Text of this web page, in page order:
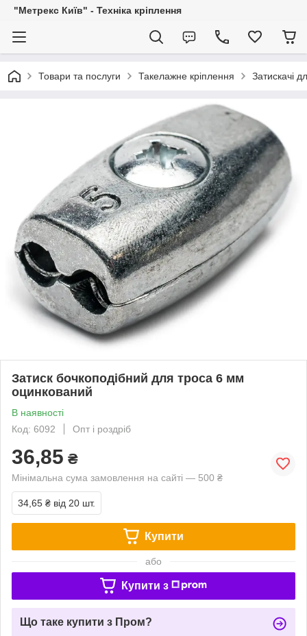
"Метрекс Київ" - Техніка кріплення
Товари та послуги Такелажне кріплення Затискачі
Затиск бочкоподібний для троса 6 мм
оцинкований
В наявності
Код: 6092
Опт і роздріб
36,85 ₴
Мінімальна сума замовлення на сайті — 500 ₴
34,65 ₴ від 20 шт.
Купити
або
Купити з
Що таке купити з Пром?